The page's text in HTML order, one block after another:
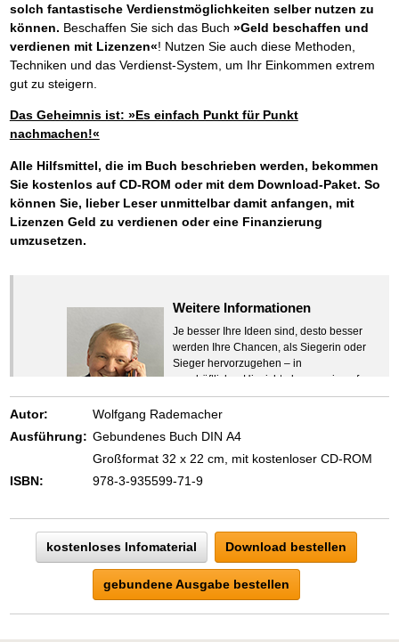
solch fantastische Verdienstmöglichkeiten selber nutzen zu
können. Beschaffen Sie sich das Buch »Geld beschaffen und
verdienen mit Lizenzen«! Nutzen Sie auch diese Methoden,
Techniken und das Verdienst-System, um Ihr Einkommen extrem
gut zu steigern.
Das Geheimnis ist: »Es einfach Punkt für Punkt
nachmachen!«
Alle Hilfsmittel, die im Buch beschrieben werden, bekommen
Sie kostenlos auf CD-ROM oder mit dem Download-Paket. So
können Sie, lieber Leserunmittelbar damit anfangen, mit
Lizenzen Geld zu verdienen oder eine Finanzierung
umzusetzen.
Weitere Informationen
Je besser Ihre Ideen sind, desto besser
werden Ihre Chancen, als Siegerin oder
Sieger hervorzugehen – in
geschäftlicher Hinsicht ebenso wie auf
beruflichem oder privatem Gebiet. Denn
eins ist todsicher:
Zeigen Sie mit der Maus hierhin, um
Autor:
Wolfgang Rademacher
Ausführung: Gebundenes Buch DIN A4
Großformat 32 x 22 cm, mit kostenloser CD-ROM
ISBN:
978-3-935599-71-9
kostenloses Infomaterial Download bestellen
gebundene Ausgabe bestellen